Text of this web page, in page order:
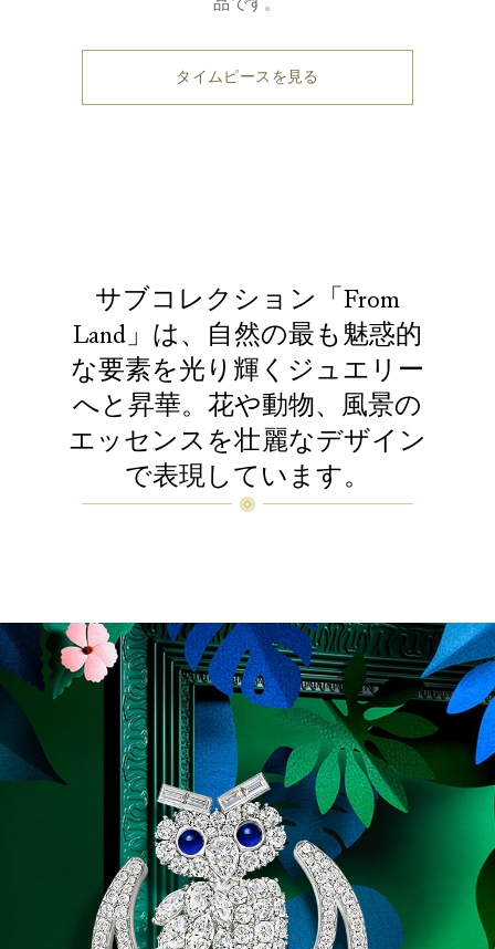
タイムピースを見る
サブコレクション「From
Land」は、自然の最も魅惑的
な要素を光り輝くジュエリー
へと昇華。花や動物、風景の
エッセンスを壮麗なデザイン
で表現しています。